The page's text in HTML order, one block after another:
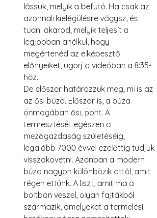
lássuk, melyik a befutó. Ha csak az
azonnali kielégülésre vágysz, és
tudni akarod, melyik teljesít a
legjobban anélkül, hogy
megértenéd az elképesztő
előnyeiket, ugorj a videóban a 8:35-
höz.
De először határozzuk meg, mi is az
az ősi búza. Először is, a búza
önmagában ősi, pont. A
termesztését egészen a
mezőgazdaság születéséig,
legalább 7000 évvel ezelőttig tudjuk
visszakövetni. Azonban a modern
búza nagyon különbözik attól, amit
régen ettünk. A liszt, amit ma a
boltban veszel, olyan fajtákból
származik, amelyeket a termelési